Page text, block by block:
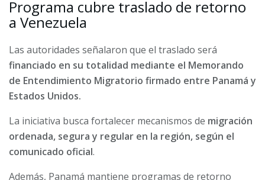
2026
Programa cubre traslado de retorno
a Venezuela
Las autoridades señalaron que el traslado será
financiado en su totalidad mediante el Memorando
de Entendimiento Migratorio firmado entre Panamá y
Estados Unidos.
La iniciativa busca fortalecer mecanismos de migración
ordenada, segura y regular en la región, según el
comunicado oficial.
Además, Panamá mantiene programas de retorno